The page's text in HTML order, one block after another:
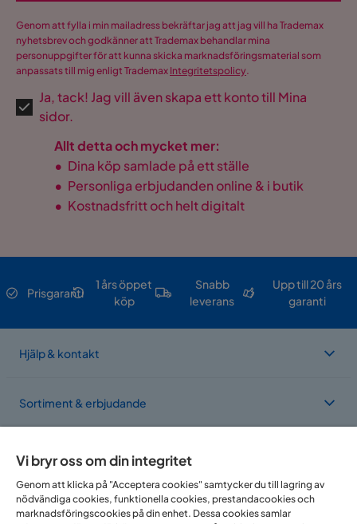
Genom att fylla i min mailadress bekräftar jag att jag vill ha Trademax
nyhetsbrev och godkänner att Trademax behandlar mina
personuppgifter för att kunna skicka marknadsföringsmaterial som
anpassats till mig enligt Trademax Integritetspolicy.
Ja, tack! Jag vill även skapa ett konto till Mina
sidor.
Allt detta och mycket mer:
• Dina köp samlade på ett ställe
• Personliga erbjudanden online & i butik
• Kostnadsfritt och helt digitalt
Prisgaranti
1 års öppet
köp
Snabb
leverans
Upp till 20 års
garanti
Hjälp & kontakt
Sortiment & erbjudande
Om Trademax
Vi finns i flera länder
Vi bryr oss om din integritet
Genom att klicka på "Acceptera cookies" samtycker du till lagring av
nödvändiga cookies, funktionella cookies, prestandacookies och
marknadsföringscookies på din enhet. Dessa cookies samlar